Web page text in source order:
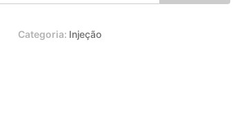
Categoria: Injeção